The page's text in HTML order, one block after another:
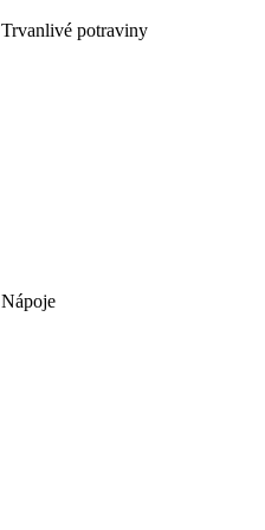
Trvanlivé potraviny
Nápoje